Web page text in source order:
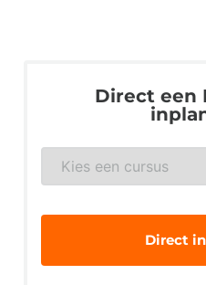
Direct een